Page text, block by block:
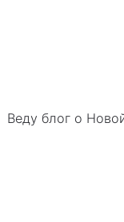
Веду блог о